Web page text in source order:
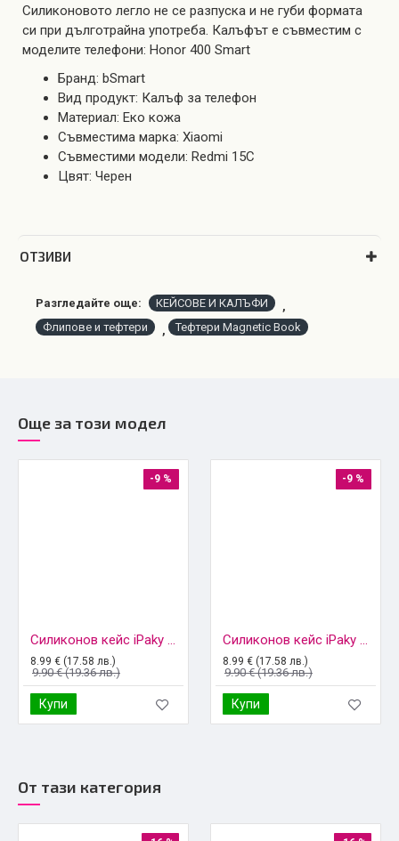
Силиконовото легло не се разпуска и не губи формата
си при дълготрайна употреба. Калъфът е съвместим с
моделите телефони: Honor 400 Smart
Бранд: bSmart
Вид продукт: Калъф за телефон
Материал: Еко кожа
Съвместима марка: Xiaomi
Съвместими модели: Redmi 15C
Цвят: Черен
OТЗИВИ
Разгледайте още: КЕЙСОВЕ И КАЛЪФИ
,
Флипове и тефтери
, Тефтери Magnetic Book
Още за този модел
-9 %
Силиконов кейс iPaky матиран, За Xiaomi Redmi 15C, Черен
8.99 € (17.58 лв.)
9.90 € (19.36 лв.)
Купи
-9 %
Силиконов кейс iPaky матиран, За Xiaomi Redmi 15C, Тъмносин
8.99 € (17.58 лв.)
9.90 € (19.36 лв.)
Купи
От тази категория